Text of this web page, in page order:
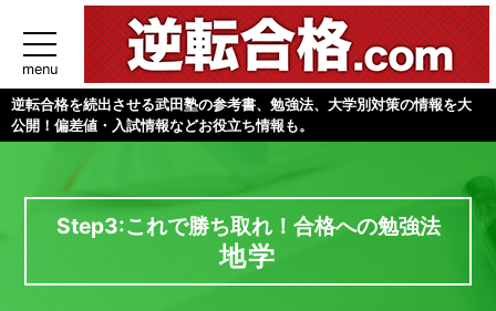
menu
逆転合格を続出させる武田塾の参考書、勉強法、大学別対策の情報を大
公開！偏差値・入試情報などお役立ち情報も。
Step3:これで勝ち取れ！合格への勉強法
地学